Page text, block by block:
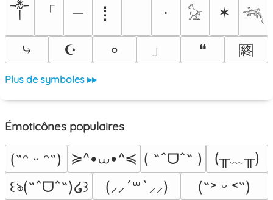
༒ 「 ─ ⡇ ⸱ 𓃠 ✶
𓆈
⤷
☪ ⸰ 」 ❝ 🈡
Plus de symboles ▸▸
Émoticônes populaires
(˶ᵔ ᵕ ᵔ˶) ≽^•⩊•^≼ ( ˶ˆᗜˆ˵ )
(╥﹏╥)
꒰ঌ(˶ˆᗜˆ˵)໒꒱
(⸝⸝´꒳`⸝⸝)
(˶˃ ᵕ ˂˶)